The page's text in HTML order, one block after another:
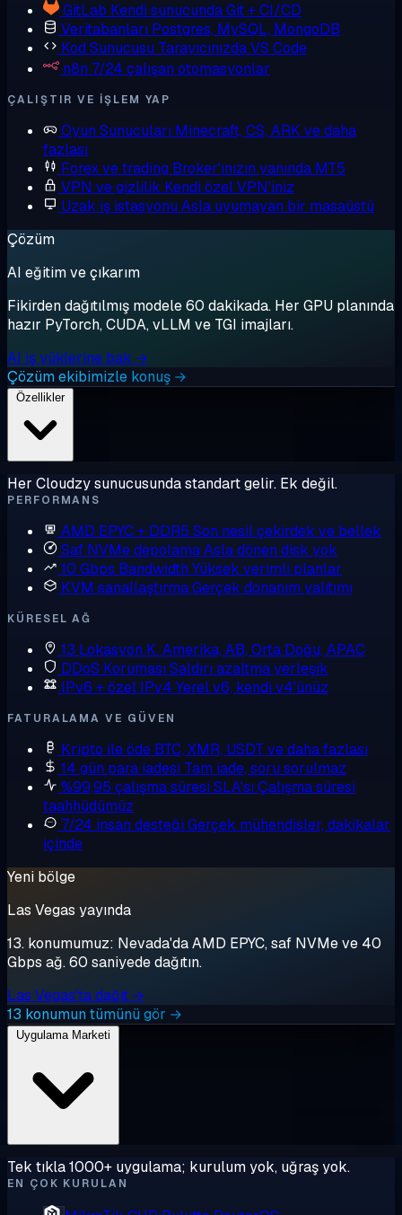
GitLab Kendi sunucunda Git + CI/CD
Veritabanları Postgres, MySQL, MongoDB
Kod Sunucusu Tarayıcınızda VS Code
n8n 7/24 çalışan otomasyonlar
ÇALIŞTIR VE IŞLEM YAP
Oyun Sunucuları Minecraft, CS, ARK ve daha
fazlası
Forex ve trading Broker'ınızın yanında MT5
VPN ve gizlilik Kendi özel VPN'iniz
Uzak iş istasyonu Asla uyumayan bir masaüstü
Çözüm
AI eğitim ve çıkarım
Fikirden dağıtılmış modele 60 dakikada. Her GPU planında
hazır PyTorch, CUDA, vLLM ve TGI imajları.
AI iş yüklerine bak →
Çözüm ekibimizle konuş →
Özellikler
Her Cloudzy sunucusunda standart gelir. Ek değil.
PERFORMANS
AMD EPYC + DDR5 Son nesil çekirdek ve bellek
Saf NVMe depolamaAsla dönen disk yok
10 Gbps Bandwidth Yüksek verimli planlar
KVM sanallaştırmaGerçek donanım yalıtımı
KÜRESEL AĞ
13 Lokasyon K. Amerika, AB, Orta Doğu, APAC
DDoS Koruması Saldırı azaltma yerleşik
IPv6 + özel IPv4 Yerel v6, kendi v4'ünüz
FATURALAMA VE GÜVEN
Kripto ile öde BTC, XMR, USDT ve daha fazlası
14 gün para iadesi Tam iade, soru sorulmaz
%99,95 çalışma süresi SLA'sı Çalışma süresi
taahhüdümüz
7/24 insan desteği Gerçek mühendisler, dakikalar
içinde
Yeni bölge
Las Vegas yayında
13. konumumuz: Nevada'da AMD EPYC, saf NVMe ve 40
Gbps ağ. 60 saniyede dağıtın.
Las Vegas'ta dağıt →
13 konumun tümünü gör →
Tek tıkla 1000+ uygulama; kurulum yok, uğraş yok.
EN ÇOK KURULAN